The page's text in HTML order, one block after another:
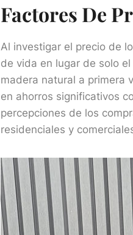
Factores De
Al investigar el precio de
de vida en lugar de solo
madera natural a primera
en ahorros significativos
percepciones de los
residenciales y